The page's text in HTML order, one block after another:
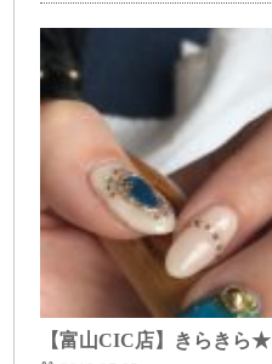
【富山CIC店】きらきら★